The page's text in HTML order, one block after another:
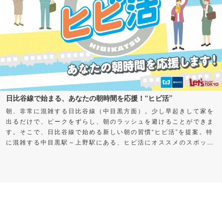
日比谷線で始まる、あなたの朝時間を応援！“ヒビ活”
朝、非常に混雑する日比谷線（中目黒方面）。少し早起きして家を
出るだけで、ピークをずらし、朝のラッシュを避けることができま
す。そこで、日比谷線で始める新しい朝の習慣“ヒビ活”を提案。特
に混雑する中目黒駅～上野駅にある、ヒビ活にオススメのスポット